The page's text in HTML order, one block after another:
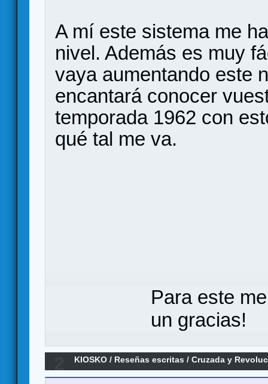
A mí este sistema me
nivel. Además es muy
vaya aumentando este
encantará conocer
temporada 1962 con
qué tal me va.
Para este
un gracias!
KIOSKO / Reseñas escritas /Cruzada y
española 1936-1939 (Primeras Impresiones)